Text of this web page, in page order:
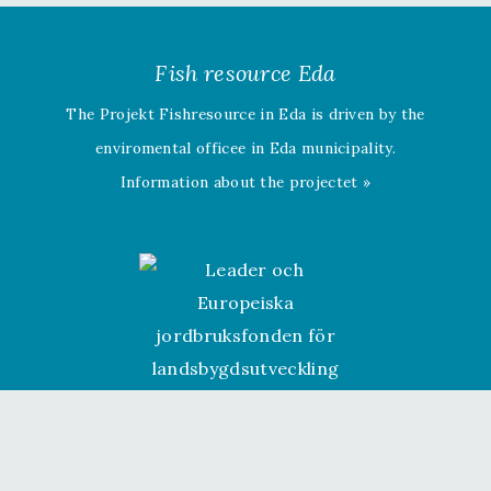
Fish resource Eda
The Projekt Fishresource in Eda is driven by the
enviromental officee in Eda municipality.
Information about the projectet »